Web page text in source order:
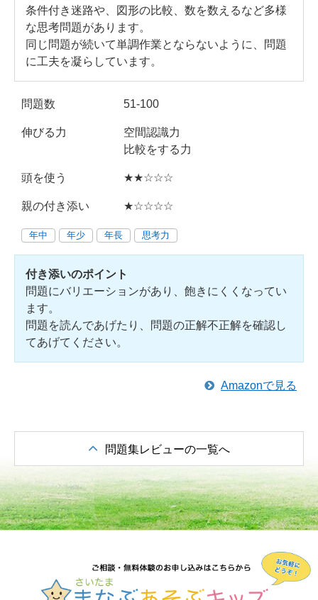
条件付き迷路や、図形の比較、数を数えるなど多様
な思考問題があります。
同じ問題が続いて単調作業とならないように、問題
に工夫を凝らしています。
問題数 51-100
伸びる力
空間認識力
比較をする力
頭を使う ★★☆☆☆
親の付き添い ★☆☆☆☆
年中 年少 年長 思考力
付き添いのポイント
問題にバリエーションがあり、飽きにくくなってい
ます。
問題を読んであげたり、問題の正解不正解を確認し
てあげてください。
Amazonで見る
問題集レビューの一覧へ